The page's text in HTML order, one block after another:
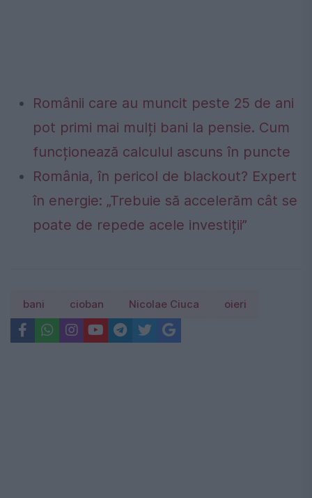
Românii care au muncit peste 25 de ani
pot primi mai mulți bani la pensie. Cum
funcționează calculul ascuns în puncte
România, în pericol de blackout? Expert
în energie: „Trebuie să accelerăm cât se
poate de repede acele investiții”
bani cioban Nicolae Ciuca oieri